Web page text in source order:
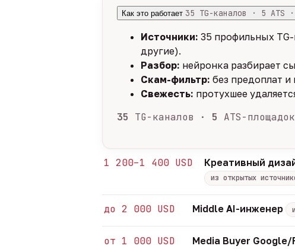
Как это работает 35 TG-каналов · 5 ATS
Источники: 35 профильных
другие).
Разбор: нейронка разбирает
Скам-фильтр: без предоплат
Свежесть: протухшее
35 TG-каналов · 5 ATS-
1 200–1 400 USD Креативный
из открытых
до 2 000 USD Middle AI-инженер
от 1 000 USD Media Buyer